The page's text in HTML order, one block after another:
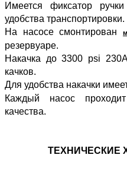
Имеется фиксатор
удобства транспортировки.
На насосе смонтирован
резервуаре.
Накачка до 3300 psi
качков.
Для удобства накачки
Каждый насос
качества.
ТЕХНИЧЕСКИЕ